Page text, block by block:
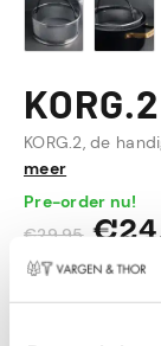
KORG.2, de
meer
Pre-order nu!
€29,95 €